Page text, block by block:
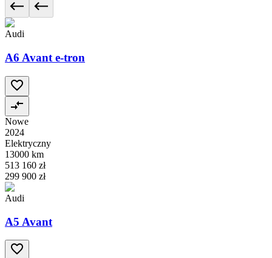
Audi
A6 Avant e-tron
Nowe
2024
Elektryczny
13000 km
513 160 zł
299 900 zł
Audi
A5 Avant